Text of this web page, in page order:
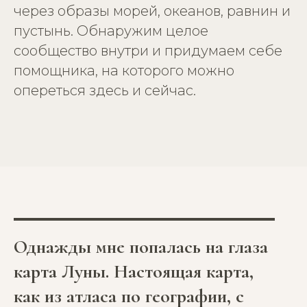
через образы морей, океанов, равнин и
пустынь. Обнаружим целое
сообщество внутри и придумаем себе
помощника, на которого можно
опереться здесь и сейчас.
Однажды мне попалась на глаза
карта Луны. Настоящая карта,
как из атласа по географии, с